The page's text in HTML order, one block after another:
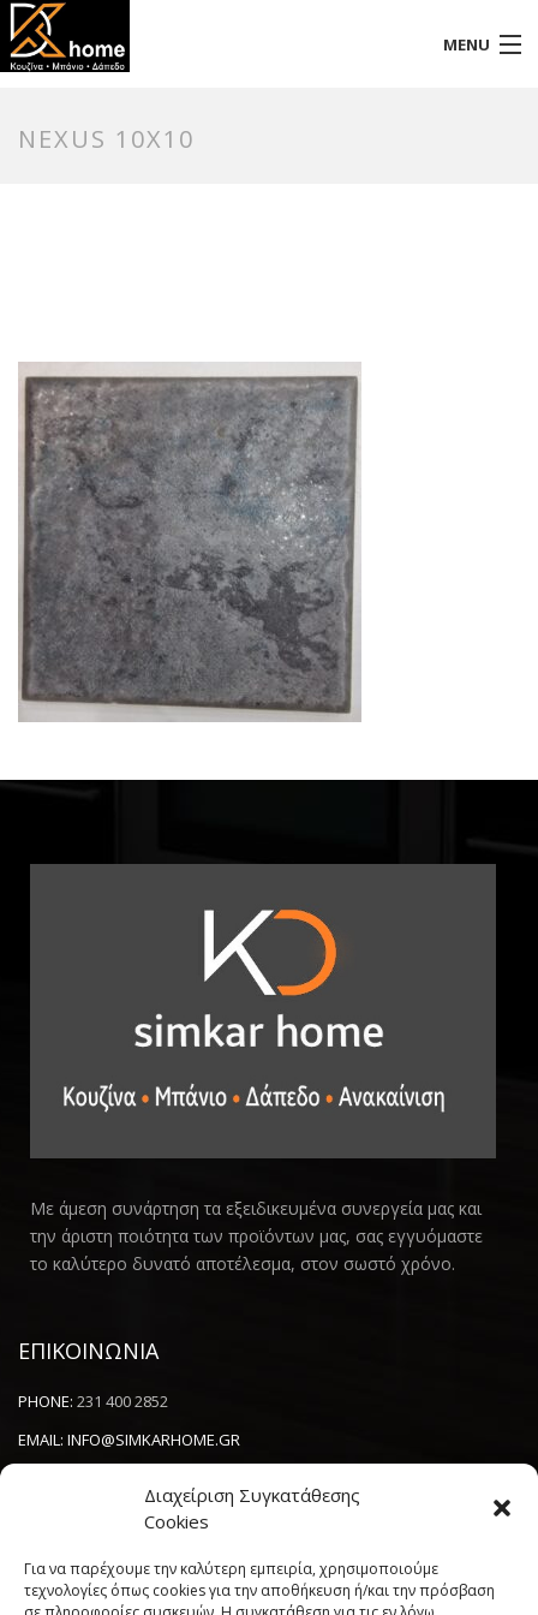
Διαχείριση Συγκατάθεσης
Cookies
Για να παρέχουμε την καλύτερη εμπειρία, χρησιμοποιούμε
τεχνολογίες όπως cookies για την αποθήκευση ή/και την πρόσβαση
MENU
NEXUS 10X10
Με άμεση συνάρτηση τα εξειδικευμένα συνεργεία μας και
την άριστη ποιότητα των προϊόντων μας, σας εγγυόμαστε
το καλύτερο δυνατό αποτέλεσμα, στον σωστό χρόνο.
ΕΠΙΚΟΙΝΩΝΙΑ
PHONE: 231 400 2852
EMAIL: INFO@SIMKARHOME.GR
NEWSLETTER